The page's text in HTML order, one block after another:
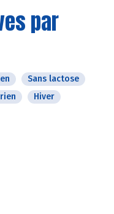
par
Sans lactose
Hiver